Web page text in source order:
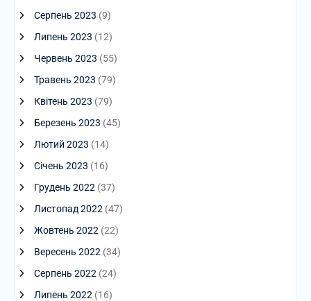
Серпень 2023 (9)
Липень 2023 (12)
Червень 2023 (55)
Травень 2023 (79)
Квітень 2023 (79)
Березень 2023 (45)
Лютий 2023 (14)
Січень 2023 (16)
Грудень 2022 (37)
Листопад 2022 (47)
Жовтень 2022 (22)
Вересень 2022 (34)
Серпень 2022 (24)
Липень 2022 (16)